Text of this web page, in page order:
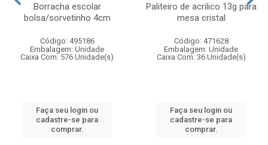
Borracha escolar
bolsa/sorvetinho 4cm
Código: 495186
Embalagem: Unidade
Caixa Com: 576 Unidade(s)
Faça seu login ou
cadastre-se para
comprar.
Paliteiro de acrilico 13g para
mesa cristal
Código: 471628
Embalagem: Unidade
Caixa Com: 36 Unidade(s)
Faça seu login ou
cadastre-se para
comprar.